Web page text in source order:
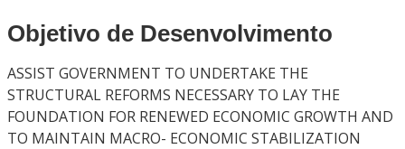
Objetivo de Desenvolvimento
ASSIST GOVERNMENT TO UNDERTAKE THE
STRUCTURAL REFORMS NECESSARY TO LAY THE
FOUNDATION FOR RENEWED ECONOMIC GROWTH AND
TO MAINTAIN MACRO- ECONOMIC STABILIZATION